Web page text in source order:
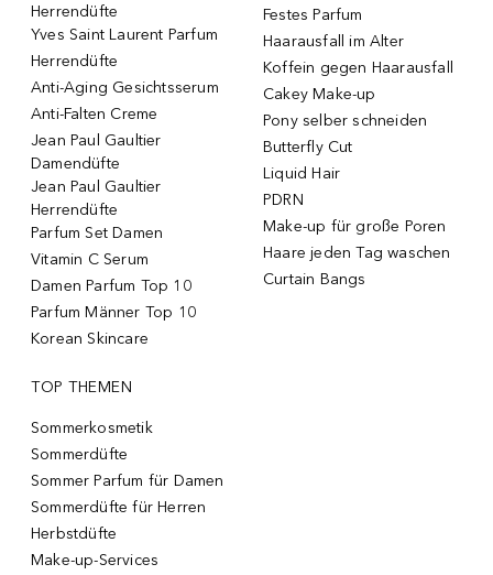
Herrendüfte
Yves Saint Laurent Parfum
Herrendüfte
Anti-Aging Gesichtsserum
Anti-Falten Creme
Jean Paul Gaultier
Damendüfte
Jean Paul Gaultier
Herrendüfte
Parfum Set Damen
Vitamin C Serum
Damen Parfum Top 10
Parfum Männer Top 10
Korean Skincare
Festes Parfum
Haarausfall im Alter
Koffein gegen Haarausfall
Cakey Make-up
Pony selber schneiden
Butterfly Cut
Liquid Hair
PDRN
Make-up für große Poren
Haare jeden Tag waschen
Curtain Bangs
TOP THEMEN
Sommerkosmetik
Sommerdüfte
Sommer Parfum für Damen
Sommerdüfte für Herren
Herbstdüfte
Make-up-Services